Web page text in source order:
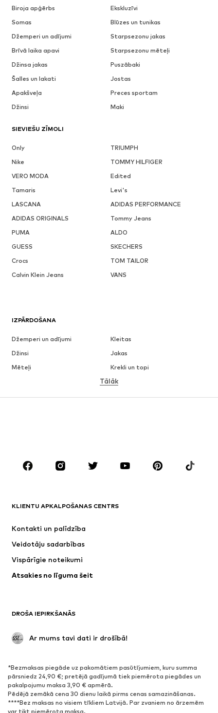
Biroja apģērbs
Ekskluzīvi
Somas
Blūzes un tunikas
Džemperi un adījumi
Starpsezonu jakas
Brīvā laika apavi
Starpsezonu mēteļi
Džinsa jakas
Puszābaki
Šalles un lakati
Jostas
Apakšveļa
Preces sportam
Džinsi
Maki
SIEVIEŠU ZĪMOLI
Only
TRIUMPH
Nike
TOMMY HILFIGER
VERO MODA
Edited
Tamaris
Levi's
LASCANA
ADIDAS PERFORMANCE
ADIDAS ORIGINALS
Tommy Jeans
PUMA
ALDO
GUESS
SKECHERS
Crocs
TOM TAILOR
Calvin Klein Jeans
VANS
IZPĀRDOŠANA
Džemperi un adījumi
Kleitas
Džinsi
Jakas
Mēteļi
Krekli un topi
Apakšveļa
Svārki
Blūzes un tunikas
Aksesuāri
Premium
Jaunumi
Šobrīd populāri
Apakšveļa
Mēteļi
Svinības
Ekskluzīvi
APAVI
Jaunumi
Šobrīd populāri
Brīvā laika apavi
Puszābaki
Tālāk
KLIENTU APKALPOŠANAS CENTRS
Kontakti un palīdzība
Veidotāju sadarbības
Vispārīgie noteikumi
Atsakies no līguma šeit
DROŠA IEPIRKŠANĀS
Ar mums tavi dati ir drošībā!
*Bezmaksas piegāde uz pakomātiem pasūtījumiem, kuru summa
pārsniedz 24,90 €; pretējā gadījumā tiek piemērota piegādes un
pakalpojumu maksa 3,90 € apmērā.
Pēdējā zemākā cena 30 dienu laikā pirms cenas samazināšanas.
****Bez maksas no visiem tīkliem Latvijā. Par zvaniem no ārzemēm
var tikt piemērota maksa.